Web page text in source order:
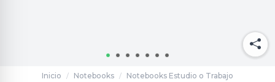
Inicio / Notebooks / Notebooks Estudio o Trabajo